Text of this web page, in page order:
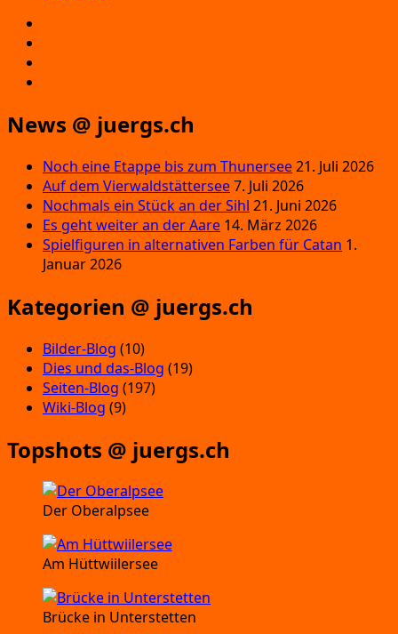
News @ juergs.ch
Noch eine Etappe bis zum Thunersee21. Juli 2026
Auf dem Vierwaldstättersee7. Juli 2026
Nochmals ein Stück an der Sihl 21. Juni 2026
Es geht weiter an der Aare 14. März 2026
Spielfiguren in alternativen Farben für Catan 1.
Januar 2026
Kategorien @ juergs.ch
Bilder-Blog (10)
Dies und das-Blog (19)
Seiten-Blog (197)
Wiki-Blog (9)
Topshots @ juergs.ch
Der Oberalpsee
Am Hüttwiilersee
Brücke in Unterstetten